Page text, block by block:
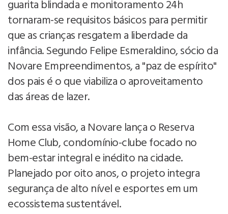
guarita blindada e monitoramento 24h
tornaram-se requisitos básicos para permitir
que as crianças resgatem a liberdade da
infância. Segundo Felipe Esmeraldino, sócio da
Novare Empreendimentos, a "paz de espírito"
dos pais é o que viabiliza o aproveitamento
das áreas de lazer.
Com essa visão, a Novare lança o Reserva
Home Club, condomínio-clube focado no
bem-estar integral e inédito na cidade.
Planejado por oito anos, o projeto integra
segurança de alto nível e esportes em um
ecossistema sustentável.